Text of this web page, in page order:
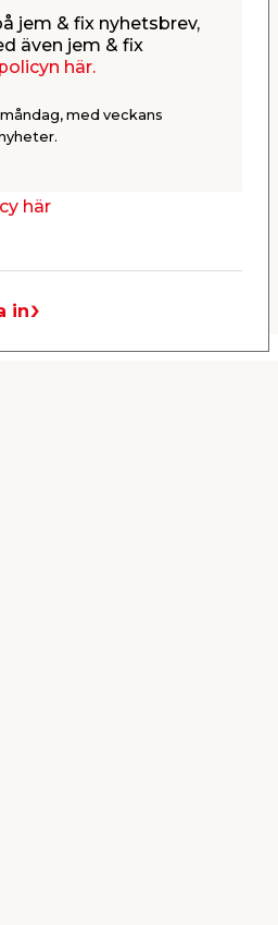
ion 4,0 Ah
mer
jem & fix nyhetsbrev,
även jem & fix
här.
med veckans
här
in